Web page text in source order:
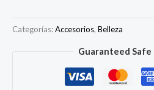
Categorías:Accesorios, Belleza
Guaranteed